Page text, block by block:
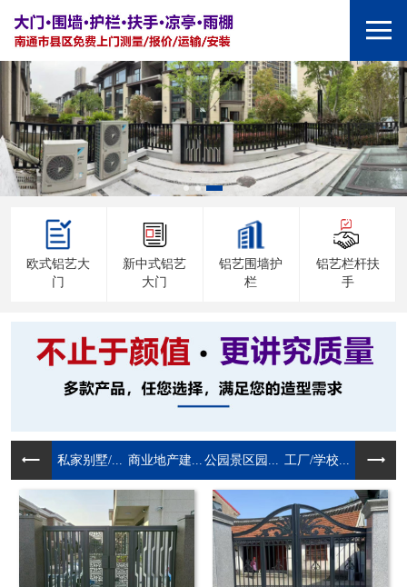
欧式铝艺大
门
新中式铝艺
大门
铝艺围墙护
栏
铝艺栏杆扶
手
私家别墅/... 商业地产建... 公园景区园... 工厂/学校...